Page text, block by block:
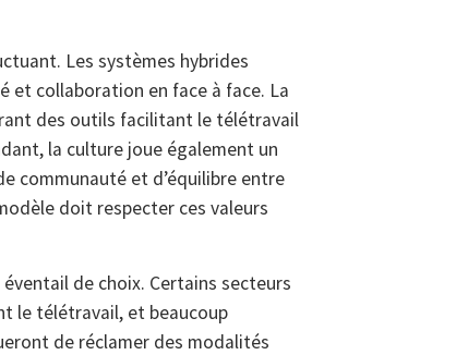
Les systèmes hybrides
et collaboration en face à face. La
des outils facilitant le télétravail
la culture joue également un
communauté et d’équilibre entre
doit respecter ces valeurs
de choix. Certains secteurs
le télétravail, et beaucoup
de réclamer des modalités